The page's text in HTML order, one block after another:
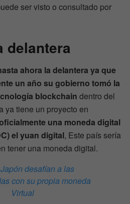
ser visto o consultado por
delantera
ahora la delantera ya que
un año su gobierno tomó la
blockchain dentro del
ya tiene un proyecto en
una moneda digital
el yuan digital, Este país sería
tener una moneda digital.
desafían a las
con su propia moneda
Virtual